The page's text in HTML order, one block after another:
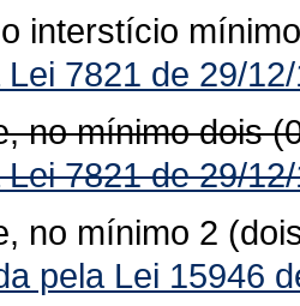
interstício
7821 de 29/
no mínimo dois
7821 de 29/
no mínimo 2
pela Lei 15946